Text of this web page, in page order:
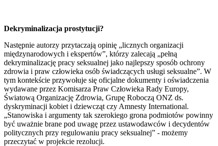
Dekryminalizacja prostytucji?
Następnie autorzy przytaczają opinię „licznych organizacji
międzynarodowych i ekspertów”, którzy zalecają „pełną
dekryminalizację pracy seksualnej jako najlepszy sposób ochrony
zdrowia i praw człowieka osób świadczących usługi seksualne”. W
tym kontekście przywołuje się oficjalne dokumenty i oświadczenia
wydawane przez Komisarza Praw Człowieka Rady Europy,
Światową Organizację Zdrowia, Grupę Roboczą ONZ ds.
dyskryminacji kobiet i dziewcząt czy Amnesty International.
„Stanowiska i argumenty tak szerokiego grona podmiotów powinny
być uważnie brane pod uwagę przez ustawodawców i decydentów
politycznych przy regulowaniu pracy seksualnej” - możemy
przeczytać w projekcie rezolucji.